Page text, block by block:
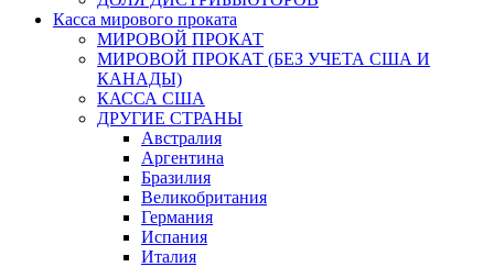
Касса мирового проката
МИРОВОЙ ПРОКАТ
МИРОВОЙ ПРОКАТ (БЕЗ УЧЕТА США И
КАНАДЫ)
КАССА США
ДРУГИЕ СТРАНЫ
Австралия
Аргентина
Бразилия
Великобритания
Германия
Испания
Италия